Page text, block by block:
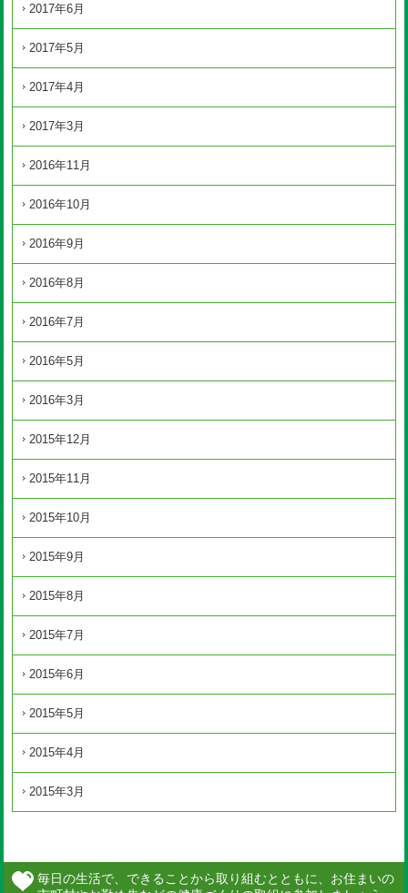
2017年6月
2017年5月
2017年4月
2017年3月
2016年11月
2016年10月
2016年9月
2016年8月
2016年7月
2016年5月
2016年3月
2015年12月
2015年11月
2015年10月
2015年9月
2015年8月
2015年7月
2015年6月
2015年5月
2015年4月
2015年3月